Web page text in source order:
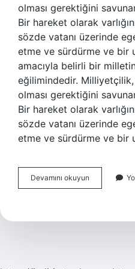
olması gerektiğini
Bir hareket olarak
sözde vatanı üzerinde
etme ve sürdürme ve bir
amacıyla belirli bir
eğilimindedir.
olması gerektiğini
Bir hareket olarak
sözde vatanı üzerinde
etme ve sürdürme ve bir
Devamını okuyun Milliyetçilik
Nedir